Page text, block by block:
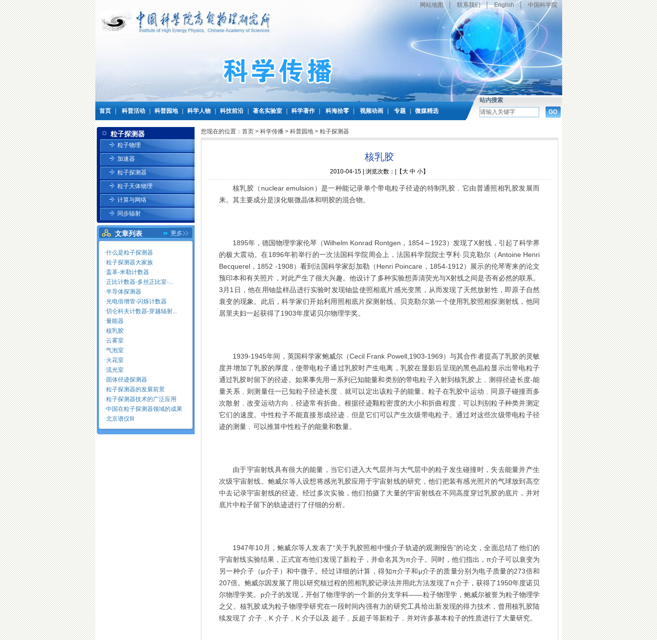
网站地图 联系我们 │ English 中国科学院
首页 科普活动 科普园地 科学人物 科技前沿 著名实验室 科学著作 科海拾零 视频动画 专题 微媒精选
站内搜索
粒子探测器
粒子物理
加速器
粒子探测器
粒子天体物理
计算与网络
同步辐射
文章列表
·什么是粒子探测器
·粒子探测器大家族
·盖革-米勒计数器
·正比计数器-多丝正比室-...
·半导体探测器
·光电倍增管-闪烁计数器
·切仑科夫计数器-穿越辐射...
·量能器
·核乳胶
·云雾室
·气泡室
·火花室
·流光室
· 固体径迹探测器
·粒子探测器的发展前景
·粒子探测器技术的广泛应用
·中国在粒子探测器领域的成果
·北京谱仪III
您现在的位置： 首页> 科学传播> 科普园地> 粒子探测器
核乳胶
2010-04-15 | 浏览次数： |【大 中 小】
核乳胶（nuclear emulsion）是一种能记录单个带电粒子径迹的特制乳胶﹐它由普通照相乳胶发展而
来。其主要成分是溴化银微晶体和明胶的混合物。
1895年，德国物理学家伦琴（Wilhelm Konrad Rontgen，1854～1923）发现了X射线，引起了科学界
的极大震动。在1896年初举行的一次法国科学院周会上，法国科学院院士亨利·贝克勒尔（Antoine Henri
Becquerel，1852 -1908）看到法国科学家彭加勒（Henri Poincare，1854-1912）展示的伦琴寄来的论文
预印本和有关照片，对此产生了很大兴趣。他设计了多种实验想弄清荧光与X射线之间是否有必然的联系。
3月1日，他在用铀盐样品进行实验时发现铀盐使照相底片感光变黑，从而发现了天然放射性，即原子自然
衰变的现象。此后，科学家们开始利用照相底片探测射线。贝克勒尔第一个使用乳胶照相探测射线，他同
居里夫妇一起获得了1903年度诺贝尔物理学奖。
1939-1945年间，英国科学家鲍威尔（Cecil Frank Powell,1903-1969）与其合作者提高了乳胶的灵敏
度并增加了乳胶的厚度，使带电粒子通过乳胶时产生电离，乳胶在显影后呈现的黑色晶粒显示出带电粒子
通过乳胶时留下的径迹。如果事先用一系列已知能量和类别的带电粒子入射到核乳胶上﹐测得径迹长度-能
量关系﹐则测量任一已知粒子径迹长度﹐就可以定出该粒子的能量。粒子在乳胶中运动﹐同原子碰撞而多
次散射﹐改变运动方向﹐径迹常有折曲。根据径迹颗粒密度的大小和折曲程度﹐可以判别粒子种类并测定
它们的速度。中性粒子不能直接形成径迹﹐但是它们可以产生次级带电粒子。通过对这些次级带电粒子径
迹的测量﹐可以推算中性粒子的能量和数量。
由于宇宙射线具有很大的能量，当它们进入大气层并与大气层中的粒子发生碰撞时，失去能量并产生
次级宇宙射线。鲍威尔等人设想将感光乳胶应用于宇宙射线的研究，他们把装有感光照片的气球放到高空
中去记录宇宙射线的径迹。经过多次实验，他们拍摄了大量的宇宙射线在不同高度穿过乳胶的底片，并对
底片中粒子留下的轨迹进行了仔细的分析。
1947年10月，鲍威尔等人发表了“关于乳胶照相中慢介子轨迹的观测报告”的论文，全面总结了他们的
宇宙射线实验结果，正式宣布他们发现了新粒子，并命名其为π介子。同时，他们指出，π介子可以衰变为
另一种介子（μ介子）和中微子。经过详细的计算，得知π介子和μ介子的质量分别为电子质量的273倍和
207倍。鲍威尔因发展了用以研究核过程的照相乳胶记录法并用此方法发现了π介子，获得了1950年度诺贝
尔物理学奖。p介子的发现，开创了物理学的一个新的分支学科——粒子物理学，鲍威尔被誉为粒子物理学
之父。核乳胶成为粒子物理学研究在一段时间内强有力的研究工具给出新发现的得力技术，曾用核乳胶陆
续发现了 介子﹑K 介子﹑K 介子以及 超子﹑反超子等新粒子﹐并对许多基本粒子的性质进行了大量研究。